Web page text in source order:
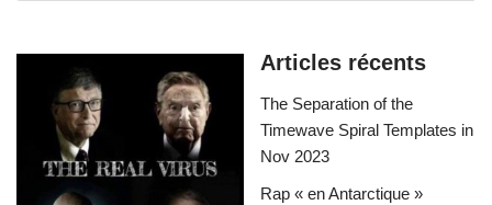
Articles récents
The Separation of the
Timewave Spiral Templates in
Nov 2023
Rap « en Antarctique »